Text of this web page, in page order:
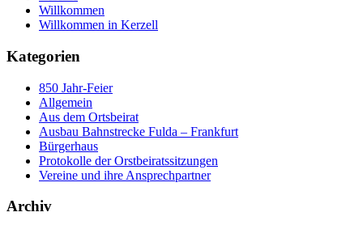
Willkommen
Willkommen in Kerzell
Kategorien
850 Jahr-Feier
Allgemein
Aus dem Ortsbeirat
Ausbau Bahnstrecke Fulda – Frankfurt
Bürgerhaus
Protokolle der Orstbeiratssitzungen
Vereine und ihre Ansprechpartner
Archiv